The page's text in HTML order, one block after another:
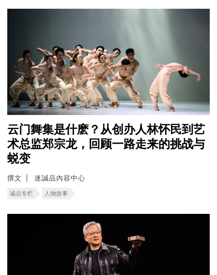
云门舞集是什麽？从创办人林怀民到艺
术总监郑宗龙，回顾一路走来的挑战与
蜕变
撰文 迷誠品內容中心
诚品专栏 人物故事